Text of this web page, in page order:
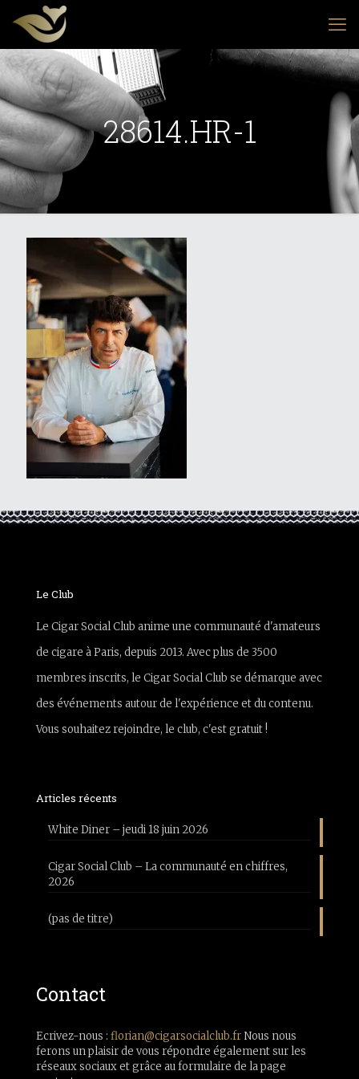
28614.HR-1
Le Club
Le Cigar Social Club anime une communauté d'amateurs
de cigare à Paris, depuis 2013. Avec plus de 3500
membres inscrits, le Cigar Social Club se démarque avec
des événements autour de l'expérience et du contenu.
Vous souhaitez rejoindre, le club, c'est gratuit !
Articles récents
White Diner – jeudi 18 juin 2026
Cigar Social Club – La communauté en chiffres,
2026
(pas de titre)
Contact
Ecrivez-nous : florian@cigarsocialclub.frNous nous
ferons un plaisir de vous répondre également sur les
réseaux sociaux et grâce au formulaire de la page